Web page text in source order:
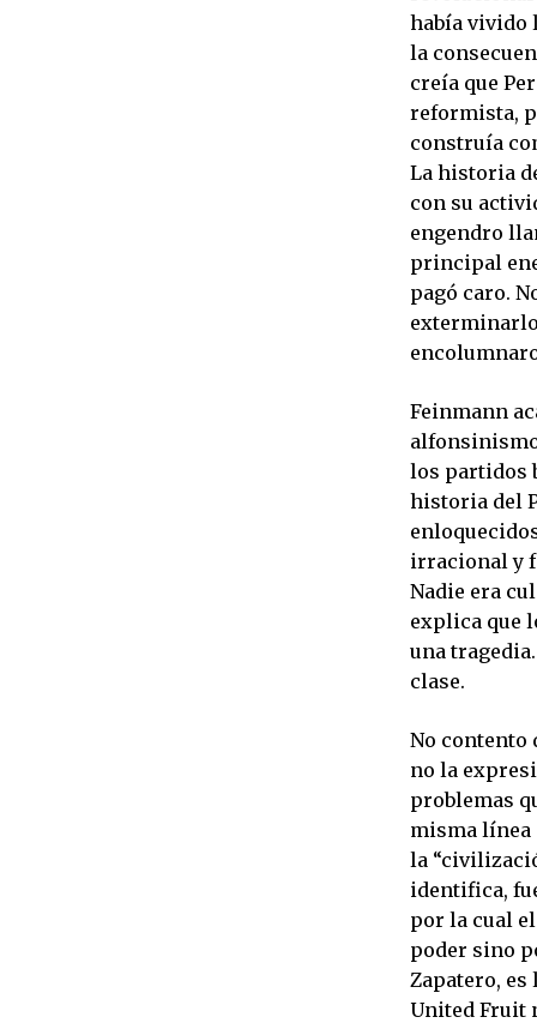
había vivido
la
creía que
reformista,
construía
La historia
con su
engendro
principal
pagó caro.
Feinmann
los partidos
historia del
irracional y
Nadie era
explica que
una
clase.
No contento
no la
problemas
misma línea
la
identifica,
por la cual
poder sino
Zapatero,
United Fruit